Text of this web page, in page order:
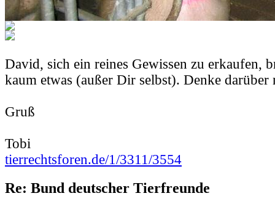
David, sich ein reines Gewissen zu erkaufen,
kaum etwas (außer Dir selbst). Denke darüber
Gruß
Tobi
tierrechtsforen.de/1/3311/3554
Re: Bund deutscher Tierfreunde